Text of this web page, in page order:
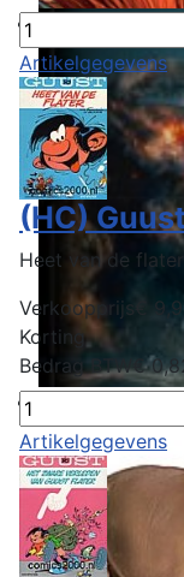
Artikelgegevens
(HC)
Heet van de flater
Verkoopprijs
€
Korting
Bedrag BTW€
Artikelgegevens